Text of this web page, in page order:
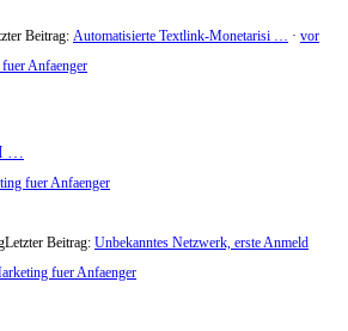
Beitrag: Automatisierte Textlink-Monetarisi … · vor
Anfaenger
…
fuer Anfaenger
Letzter Beitrag: Unbekanntes Netzwerk, erste Anmeld
fuer Anfaenger